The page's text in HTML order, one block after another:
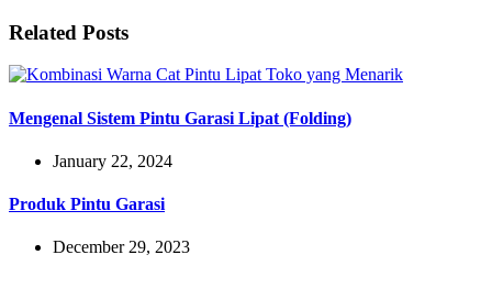
Related Posts
Mengenal Sistem Pintu Garasi Lipat (Folding)
January 22, 2024
Produk Pintu Garasi
December 29, 2023